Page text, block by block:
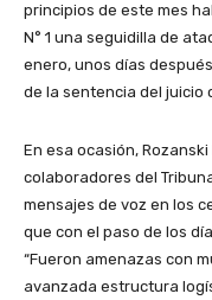
principios de este mes
N° 1 una seguidilla de
enero, unos días
de la sentencia del juicio
En esa ocasión,
colaboradores del
mensajes de voz en los
que con el paso de los
“Fueron amenazas con
avanzada estructura